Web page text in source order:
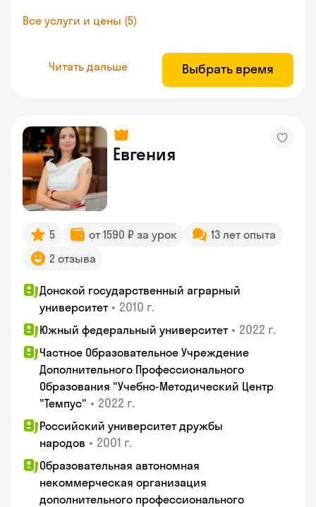
Все услуги и цены (5)
Читать дальше Выбрать время
Евгения
5 от 1590 ₽ за урок
13 лет опыта
2 отзыва
Донской государственный аграрный
университет • 2010 г.
Южный федеральный университет • 2022 г.
Частное Образовательное Учреждение
Дополнительного Профессионального
Образования "Учебно-Методический Центр
"Темпус" • 2022 г.
Российский университет дружбы
народов • 2001 г.
Образовательная автономная
некоммерческая организация
дополнительного профессионального